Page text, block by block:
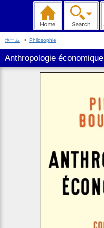
ホーム > Philosophie
Anthropologie économique